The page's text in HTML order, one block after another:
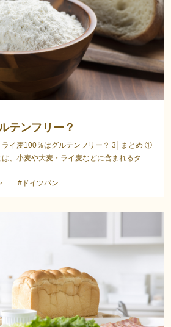
テンフリー？
イ麦100％はグルテンフリー？ 3│まとめ ①
、小麦や大麦・ライ麦などに含まれるタン
#ドイツパン